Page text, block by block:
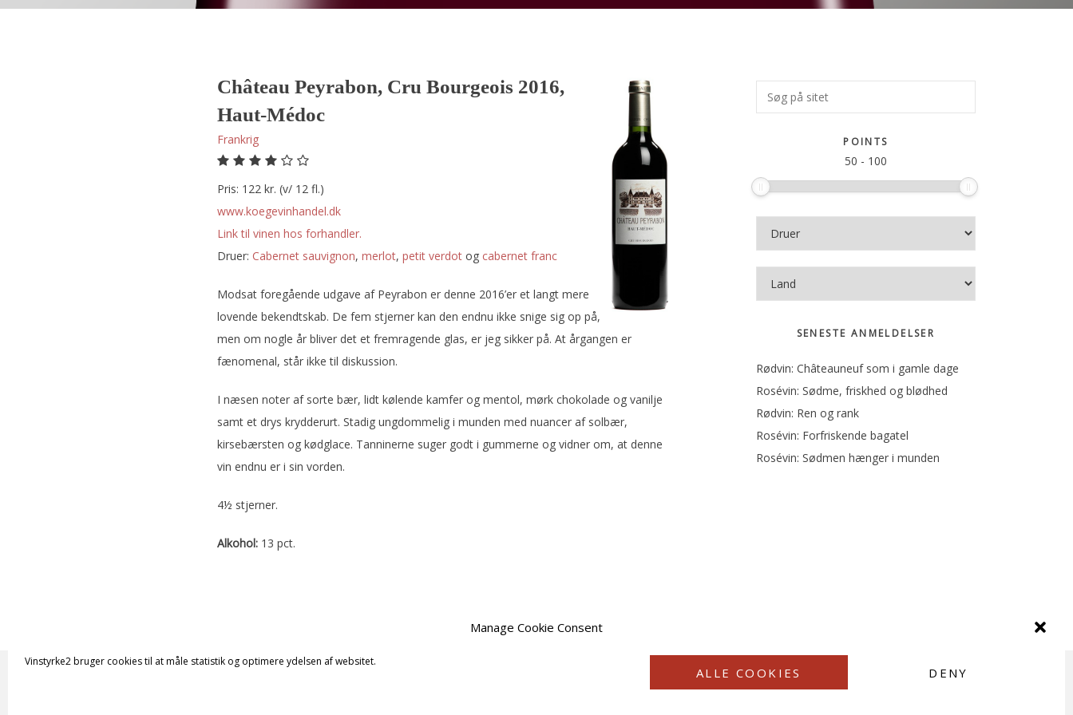
Manage Cookie Consent
Vinstyrke2 bruger cookies til at måle statistik og optimere ydelsen af websitet.
ALLE COOKIES DENY
Château Peyrabon, Cru Bourgeois 2016,
Haut-Médoc
Frankrig
Pris: 122 kr. (v/ 12 fl.)
www.koegevinhandel.dk
Link til vinen hos forhandler.
Druer:
cabernet sauvignon, merlot, petit verdot og cabernet franc
Modsat foregående udgave af Peyrabon er denne 2016’er et langt mere
lovende bekendtskab. De fem stjerner kan den endnu ikke snige sig op på,
men om nogle år bliver det et fremragende glas, er jeg sikker på. At årgangen er
fænomenal, står ikke til diskussion.
I næsen noter af sorte bær, lidt kølende kamfer og mentol, mørk chokolade og vanilje
samt et drys krydderurt. Stadig ungdommelig i munden med nuancer af solbær,
kirsebærsten og kødglace. Tanninerne suger godt i gummerne og vidner om, at denne
vin endnu er i sin vorden.
4½ stjerner.
Alkohol: 13 pct.
Primær
Sidebar
Søg
på
POINTS
50 - 100
SENESTE ANMELDELSER
Rødvin: Châteauneuf som i gamle dage
Rosévin: Sødme, friskhed og blødhed
Rødvin: Ren og rank
Rosévin: Forfriskende bagatel
Rosévin: Sødmen hænger i munden